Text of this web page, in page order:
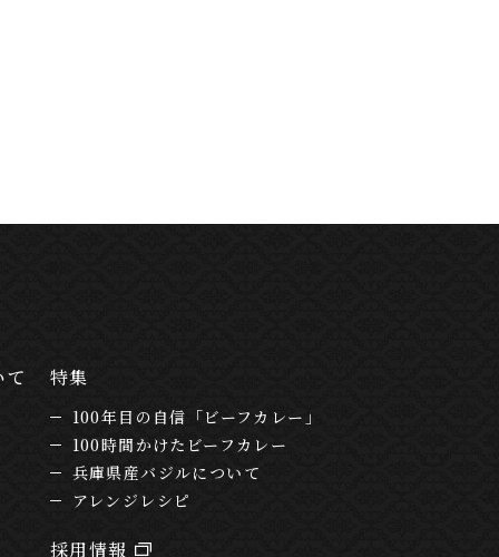
特集
100年目の自信「ビーフカレー」
100時間かけたビーフカレー
兵庫県産バジルについて
アレンジレシピ
採用情報